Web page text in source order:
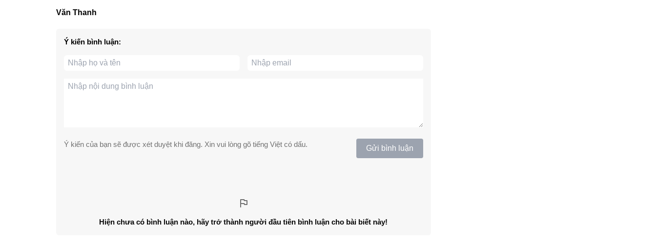
Văn Thanh
Ý kiến bình luận:
Ý kiến của bạn sẽ được xét duyệt khi đăng. Xin vui lòng gõ tiếng Việt có dấu. Gửi bình luận
Hiện chưa có bình luận nào, hãy trở thành người đầu tiên bình luận cho bài biết này!